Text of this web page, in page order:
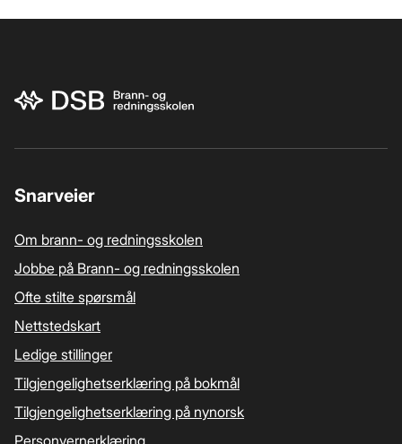
Bunnområde
Snarveier
Om brann- og redningsskolen
Jobbe på Brann- og redningsskolen
Ofte stilte spørsmål
Nettstedskart
Ledige stillinger
Tilgjengelighetserklæring på bokmål
Tilgjengelighetserklæring på nynorsk
Personvernerklæring